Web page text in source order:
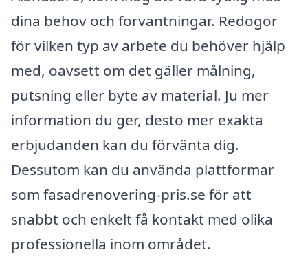
dina behov och förväntningar. Redogör
för vilken typ av arbete du behöver hjälp
med, oavsett om det gäller målning,
putsning eller byte av material. Ju mer
information du ger, desto mer exakta
erbjudanden kan du förvänta dig.
Dessutom kan du använda plattformar
som fasadrenovering-pris.se för att
snabbt och enkelt få kontakt med olika
professionella inom området.